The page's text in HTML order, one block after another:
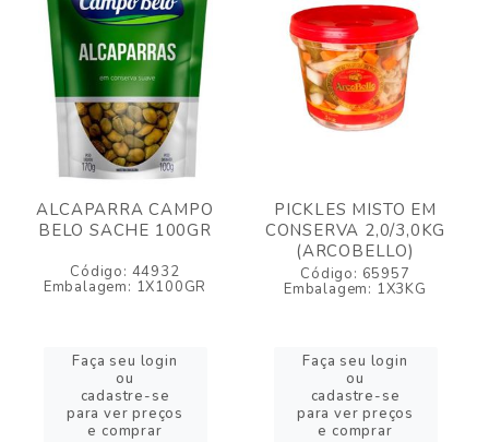
ALCAPARRA CAMPO
BELO SACHE 100GR
Código: 44932
Embalagem: 1X100GR
Faça seu login
ou
cadastre-se
para ver preços
e comprar
PICKLES MISTO EM
CONSERVA 2,0/3,0KG
(ARCOBELLO)
Código: 65957
Embalagem: 1X3KG
Faça seu login
ou
cadastre-se
para ver preços
e comprar